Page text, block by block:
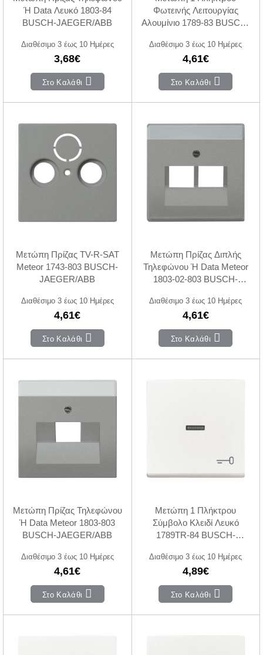
Ή Data Λευκό 1803-84
BUSCH-JAEGER/ABB
Διαθέσιμο 3 έως 10 Ημέρες
3,68€
Στο Καλάθι
Φωτεινής Λειτουργίας
Αλουμίνιο 1789-83 BUSCH-
Διαθέσιμο 3 έως 10 Ημέρες
4,61€
Στο Καλάθι
Μετώπη Πρίζας TV-R-SAT
Meteor 1743-803 BUSCH-
JAEGER/ABB
Διαθέσιμο 3 έως 10 Ημέρες
4,61€
Στο Καλάθι
Μετώπη Πρίζας Διπλής
Τηλεφώνου Ή Data Meteor
1803-02-803 BUSCH-
Διαθέσιμο 3 έως 10 Ημέρες
4,61€
Στο Καλάθι
Μετώπη Πρίζας Τηλεφώνου
Ή Data Meteor 1803-803
BUSCH-JAEGER/ABB
Διαθέσιμο 3 έως 10 Ημέρες
4,61€
Στο Καλάθι
Μετώπη 1 Πλήκτρου
Σύμβολο Κλειδί Λευκό
1789TR-84 BUSCH-
Διαθέσιμο 3 έως 10 Ημέρες
4,89€
Στο Καλάθι